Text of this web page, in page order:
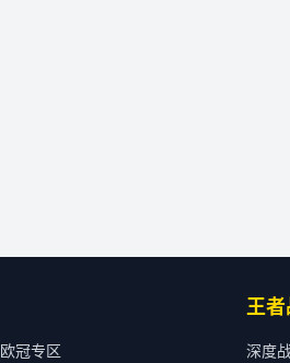
欧冠专区
王
深度